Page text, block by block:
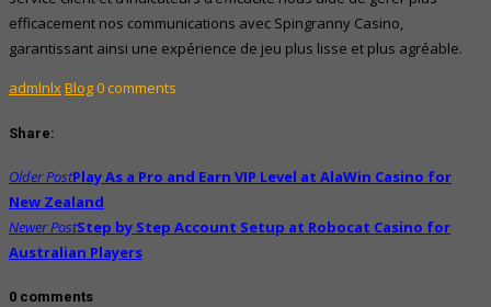
efficacement nos communications avec Spingranny Casino,
garantissant ainsi une expérience de jeu plus lisse et plus agréable.
admlnlx Blog 0 comments
Share:
Post
navigation
Older PostPlay As a Pro and Earn VIP Level at AlaWin Casino for
New Zealand
Newer PostStep by Step Account Setup at Robocat Casino for
Australian Players
0 comments